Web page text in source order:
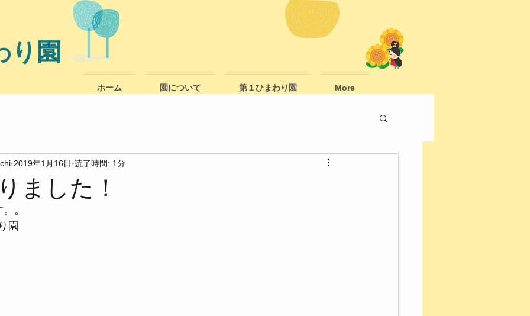
り園
ホーム 園について 第１ひまわり園 More
ました！
2019年1月16日 読了時間: 1分
。
園